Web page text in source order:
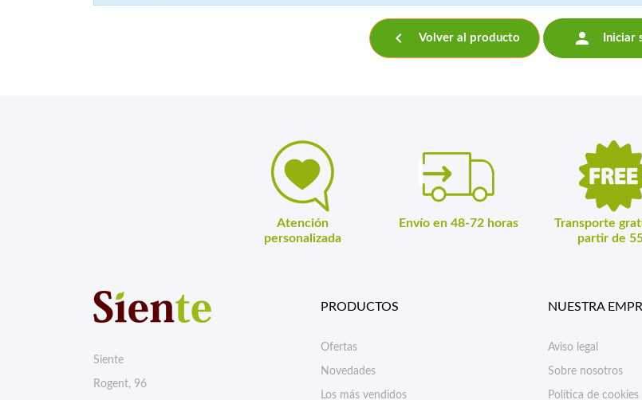
 Volver al producto  Iniciar
Atención
personalizada
Envío en 48-72 horas
Transporte
partir de
Siente
Rogent, 96
PRODUCTOS
Ofertas
Novedades
Los más vendidos
NUESTRA
Aviso legal
Sobre nosotros
Política de cookies